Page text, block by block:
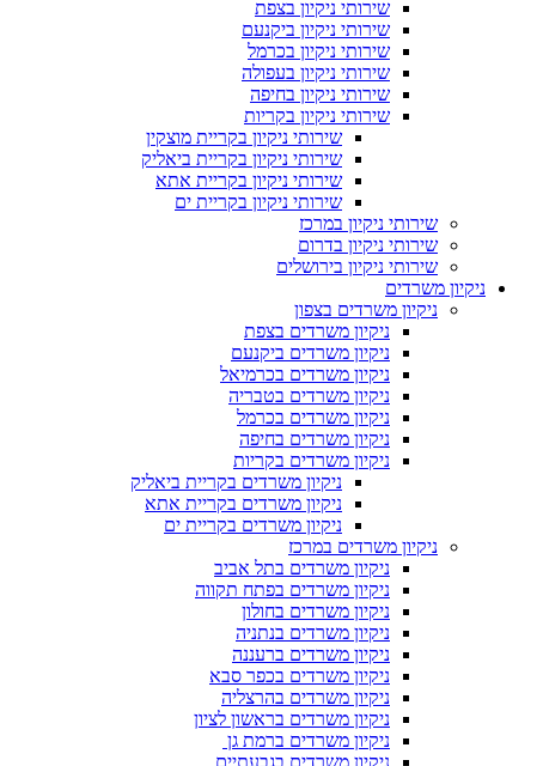
שירותי ניקיון בצפת
שירותי ניקיון ביקנעם
שירותי ניקיון בכרמל
שירותי ניקיון בעפולה
שירותי ניקיון בחיפה
שירותי ניקיון בקריות
שירותי ניקיון בקריית מוצקין
שירותי ניקיון בקריית ביאליק
שירותי ניקיון בקריית אתא
שירותי ניקיון בקריית ים
שירותי ניקיון במרכז
שירותי ניקיון בדרום
שירותי ניקיון בירושלים
ניקיון משרדים
ניקיון משרדים בצפון
ניקיון משרדים בצפת
ניקיון משרדים ביקנעם
ניקיון משרדים בכרמיאל
ניקיון משרדים בטבריה
ניקיון משרדים בכרמל
ניקיון משרדים בחיפה
ניקיון משרדים בקריות
ניקיון משרדים בקריית ביאליק
ניקיון משרדים בקריית אתא
ניקיון משרדים בקריית ים
ניקיון משרדים במרכז
ניקיון משרדים בתל אביב
ניקיון משרדים בפתח תקווה
ניקיון משרדים בחולון
ניקיון משרדים בנתניה
ניקיון משרדים ברעננה
ניקיון משרדים בכפר סבא
ניקיון משרדים בהרצליה
ניקיון משרדים בראשון לציון
ניקיון משרדים ברמת גן
ניקיון משרדים בגבעתיים